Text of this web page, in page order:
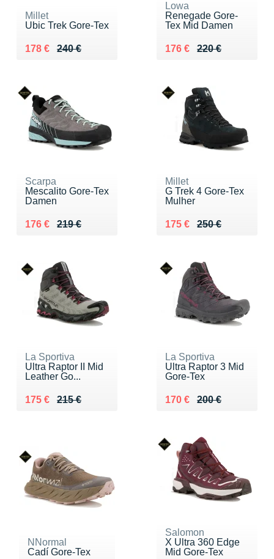
Millet
Ubic Trek Gore-Tex
240 €
Au lieu de 240 €
178 €
Vendu 178 €
Lowa
Renegade Gore-
Tex Mid Damen
220 €
Au lieu de 220 €
176 €
Vendu 176 €
Scarpa
Mescalito Gore-Tex
Damen
219 €
Au lieu de 219 €
176 €
Vendu 176 €
Millet
G Trek 4 Gore-Tex
Mulher
250 €
Au lieu de 250 €
175 €
Vendu 175 €
La Sportiva
Ultra Raptor II Mid
Leather Go...
215 €
Au lieu de 215 €
175 €
Vendu 175 €
La Sportiva
Ultra Raptor 3 Mid
Gore-Tex
200 €
Au lieu de 200 €
170 €
Vendu 170 €
NNormal
Cadí Gore-Tex
Salomon
X Ultra 360 Edge
Mid Gore-Tex